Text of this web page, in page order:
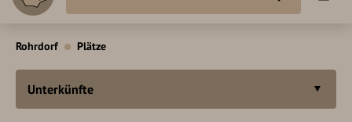
Rohrdorf Plätze
Unterkünfte